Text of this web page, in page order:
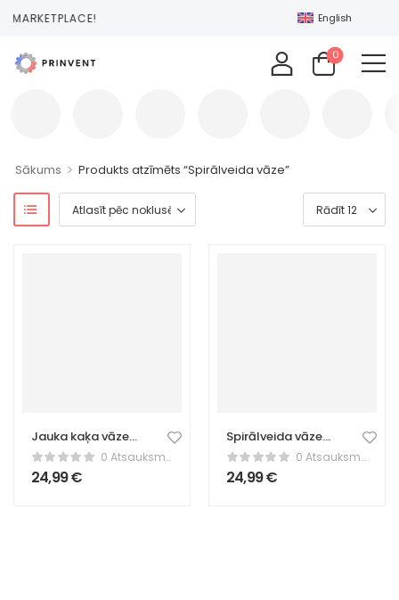
MARKETPLACE! English
0
Sākums > Produkts atzīmēts “Spirālveida vāze”
Jauka kaķa vāze
– Dzīvnieku
dekors
0 Atsauksmes
24,99€
Spirālveida vāze
– augsta
0 Atsauksmes
24,99€